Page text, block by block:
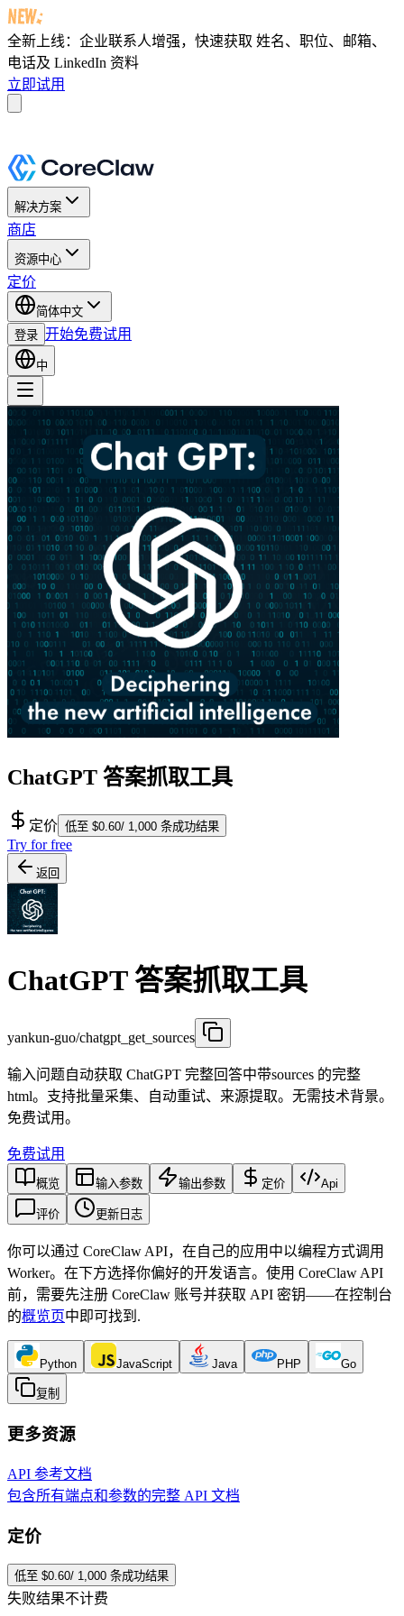
全新上线：企业联系人增强，快速获取 姓名、职位、邮箱、
电话及 LinkedIn 资料
立即试用
解决方案
商店
资源中心
定价
简体中文
登录 开始免费试用
中
ChatGPT 答案抓取工具
定价 低至 $0.60/ 1,000 条成功结果
Try for free
返回
ChatGPT 答案抓取工具
yankun-guo/chatgpt_get_sources
输入问题自动获取 ChatGPT 完整回答中带sources 的完整
html。支持批量采集、自动重试、来源提取。无需技术背景。
免费试用。
免费试用
概览 输入参数 输出参数 定价 Api
评价 更新日志
你可以通过 CoreClaw API，在自己的应用中以编程方式调用
Worker。在下方选择你偏好的开发语言。使用 CoreClaw API
前，需要先注册 CoreClaw 账号并获取 API 密钥——在控制台
的概览页中即可找到 .
Python JavaScript Java PHP Go
复制
更多资源
API 参考文档
包含所有端点和参数的完整 API 文档
定价
低至 $0.60/ 1,000 条成功结果
失败结果不计费